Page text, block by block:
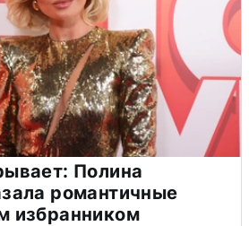
Полина
романтичные
избранником